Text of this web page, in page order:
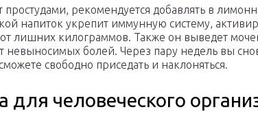
простудами, рекомендуется добавлять в
напиток укрепит иммунную систему,
лишних килограммов. Также он выведет
невыносимых болей. Через пару недель вы
свободно приседать и наклоняться.
для человеческого